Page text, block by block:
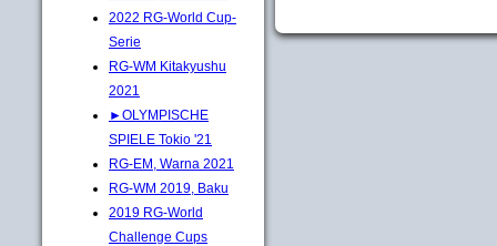
2022 RG-World Cup-
Serie
RG-WM Kitakyushu
2021
►OLYMPISCHE
SPIELE Tokio '21
RG-EM, Warna 2021
RG-WM 2019, Baku
2019 RG-World
Challenge Cups